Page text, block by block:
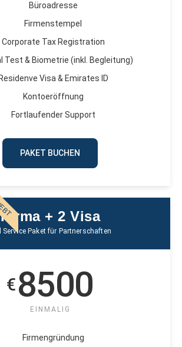
Büroadresse
Firmenstempel
Corporate Tax Registration
Test & Biometrie (inkl. Begleitung)
Residenve Visa & Emirates ID
Kontoeröffnung
Fortlaufender Support
PAKET BUCHEN
Firma + 2 Visa
Service Paket für Partnerschaften
€8500
EINMALIG
Firmengründung